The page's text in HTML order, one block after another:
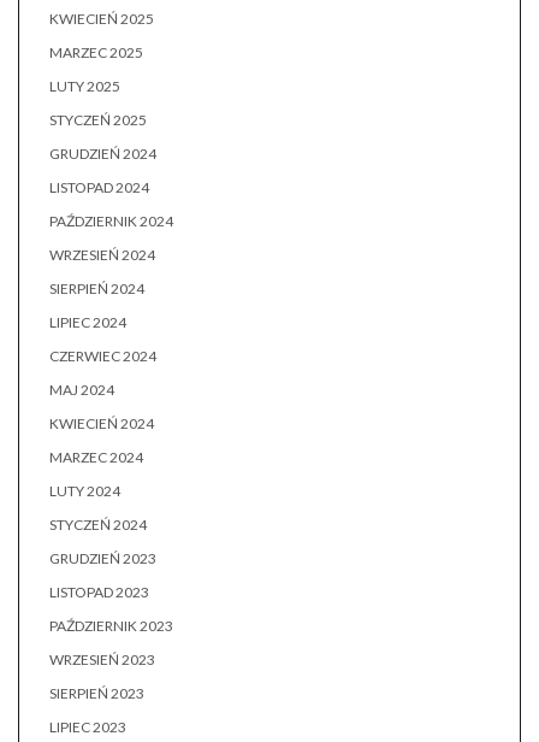
KWIECIEŃ 2025
MARZEC 2025
LUTY 2025
STYCZEŃ 2025
GRUDZIEŃ 2024
LISTOPAD 2024
PAŹDZIERNIK 2024
WRZESIEŃ 2024
SIERPIEŃ 2024
LIPIEC 2024
CZERWIEC 2024
MAJ 2024
KWIECIEŃ 2024
MARZEC 2024
LUTY 2024
STYCZEŃ 2024
GRUDZIEŃ 2023
LISTOPAD 2023
PAŹDZIERNIK 2023
WRZESIEŃ 2023
SIERPIEŃ 2023
LIPIEC 2023